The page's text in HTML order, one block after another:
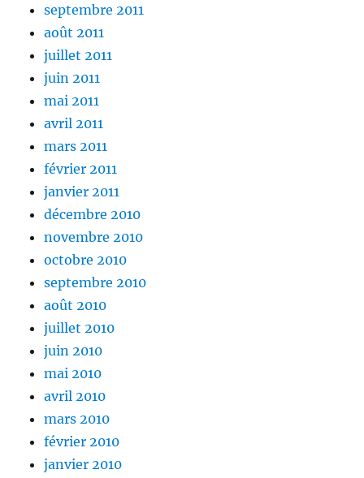
septembre 2011
août 2011
juillet 2011
juin 2011
mai 2011
avril 2011
mars 2011
février 2011
janvier 2011
décembre 2010
novembre 2010
octobre 2010
septembre 2010
août 2010
juillet 2010
juin 2010
mai 2010
avril 2010
mars 2010
février 2010
janvier 2010